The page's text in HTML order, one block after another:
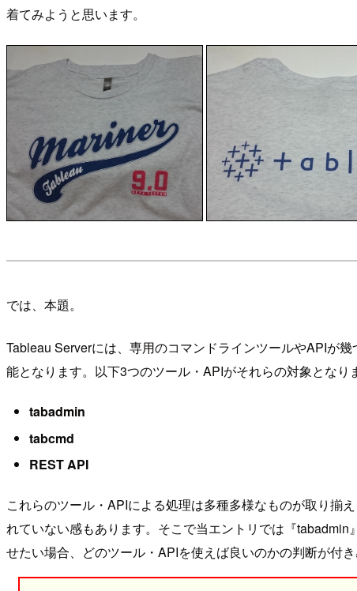
着てみようと思います。
では、本題。
Tableau Serverには、専用のコマンドラインツールやAPIが
能となります。以下3つのツール・APIがそれらの対象となり
tabadmin
tabcmd
REST API
これらのツール・APIによる処理は多種多様なものが取り揃
れていない感もあります。そこで当エントリでは『
せたい場合、どのツール・APIを使えば良いのかの判断が付